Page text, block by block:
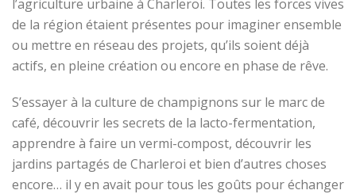
l’agriculture urbaine à Charleroi. Toutes les forces vives
de la région étaient présentes pour imaginer ensemble
ou mettre en réseau des projets, qu’ils soient déjà
actifs, en pleine création ou encore en phase de rêve.
S’essayer à la culture de champignons sur le marc de
café, découvrir les secrets de la lacto-fermentation,
apprendre à faire un vermi-compost, découvrir les
jardins partagés de Charleroi et bien d’autres choses
encore… il y en avait pour tous les goûts pour échanger